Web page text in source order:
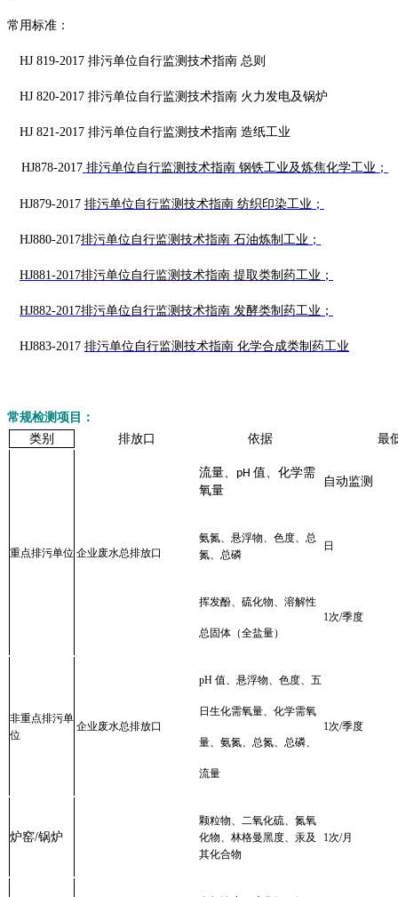
常用标准：
HJ 819-2017 排污单位自行监测技术指南 总则
HJ 820-2017 排污单位自行监测技术指南 火力发电及锅炉
HJ 821-2017 排污单位自行监测技术指南 造纸工业
HJ878-2017 排污单位自行监测技术指南 钢铁工业及炼焦化学工业；
HJ879-2017 排污单位自行监测技术指南 纺织印染工业；
HJ880-2017排污单位自行监测技术指南 石油炼制工业；
HJ881-2017排污单位自行监测技术指南 提取类制药工业；
HJ882-2017排污单位自行监测技术指南 发酵类制药工业；
HJ883-2017 排污单位自行监测技术指南 化学合成类制药工业
常规检测项目：
类别
排放口 依据 最
重点排污单位 企业废水总排放口
流量、 pH 值、化学需
氧量
自动监测
氨氮 悬浮物、色度、 总
氮、总磷
日
挥发酚、硫化物、溶解性
总固体（全盐量）
1 次/季度
非重点排污单
位
企业废水总排放口
pH 值、悬浮物、色度、五
日生化需氧量、化学需氧
量、氨氮、总氮、总磷、
流量
1 次/季度
炉窑/锅炉
颗粒物、二氧化硫、氮氧
化物、林格曼黑度 、汞及
其化合物
1 次/月